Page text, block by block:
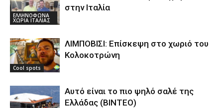
ΕΛΛΗΝΟΦΩΝΑ
ΧΩΡΙΑ ΙΤΑΛΙΑΣ
στην Ιταλία
Cool spots
ΛΙΜΠΟΒΙΣΙ: Επίσκεψη στο χωριό του
Κολοκοτρώνη
Αυτό είναι το πιο ψηλό σαλέ της
Ελλάδας (ΒΙΝΤΕΟ)